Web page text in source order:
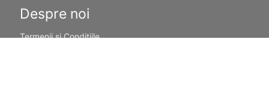
Despre noi
Termenii si Conditiile